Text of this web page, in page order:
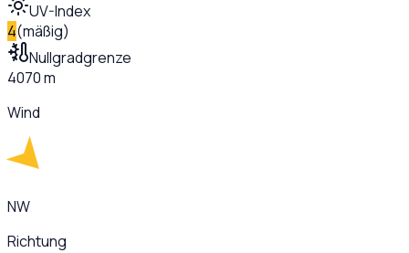
UV-Index
4(mäßig)
Nullgradgrenze
4070 m
Wind
NW
Richtung